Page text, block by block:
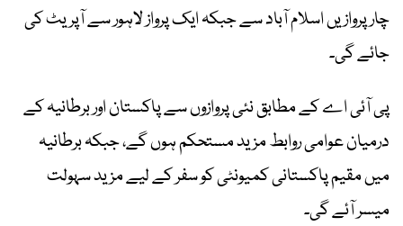
چار پروازیں اسلام آباد سے جبکہ ایک پرواز لاہور سے آپریٹ کی
جائے گی۔
پی آئی اے کے مطابق نئی پروازوں سے پاکستان اور برطانیہ کے
درمیان عوامی روابط مزید مستحکم ہوں گے، جبکہ برطانیہ
میں مقیم پاکستانی کمیونٹی کو سفر کے لیے مزید سہولت
میسر آئے گی۔